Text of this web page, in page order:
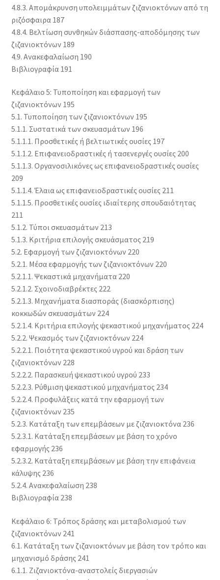
4.8.3. Απομάκρυνση υπολειμμάτων ζιζανιοκτόνων από τη
ριζόσφαιρα 187
4.8.4. Βελτίωση συνθηκών διάσπασης-αποδόμησης των
ζιζανιοκτόνων 189
4.9. Ανακεφαλαίωση 190
Βιβλιογραφία 191
Κεφάλαιο 5: Τυποποίηση και εφαρμογή των
ζιζανιοκτόνων 195
5.1. Τυποποίηση των ζιζανιοκτόνων 195
5.1.1. Συστατικά των σκευασμάτων 196
5.1.1.1. Προσθετικές ή βελτιωτικές ουσίες 197
5.1.1.2. Επιφανειοδραστικές ή τασενεργές ουσίες 200
5.1.1.3. Οργανοσιλικόνες ως επιφανειοδραστικές ουσίες
209
5.1.1.4. Έλαια ως επιφανειοδραστικές ουσίες 211
5.1.1.5. Προσθετικές ουσίες ιδιαίτερης σπουδαιότητας
211
5.1.2. Τύποι σκευασμάτων 213
5.1.3. Κριτήρια επιλογής σκευάσματος 219
5.2. Εφαρμογή των ζιζανιοκτόνων 220
5.2.1. Μέσα εφαρμογής των ζιζανιοκτόνων 220
5.2.1.1. Ψεκαστικά μηχανήματα 220
5.2.1.2. Σχοινοδιαβρέκτες 222
5.2.1.3. Μηχανήματα διασποράς (διασκόρπισης)
κοκκωδών σκευασμάτων 224
5.2.1.4. Κριτήρια επιλογής ψεκαστικού μηχανήματος 224
5.2.2. Ψεκασμός των ζιζανιοκτόνων 224
5.2.2.1. Ποιότητα ψεκαστικού υγρού και δράση των
ζιζανιοκτόνων 228
5.2.2.2. Παρασκευή ψεκαστικού υγρού 233
5.2.2.3. Ρύθμιση ψεκαστικού μηχανήματος 234
5.2.2.4. Προφυλάξεις κατά την εφαρμογή των
ζιζανιοκτόνων 235
5.2.3. Κατάταξη των επεμβάσεων με ζιζανιοκτόνα 236
5.2.3.1. Κατάταξη επεμβάσεων με βάση το χρόνο
εφαρμογής 236
5.2.3.2. Κατάταξη επεμβάσεων με βάση την επιφάνεια
κάλυψης 236
5.2.4. Ανακεφαλαίωση 238
Βιβλιογραφία 238
Kεφάλαιο 6: Τρόπος δράσης και μεταβολισμού των
ζιζανιοκτόνων 241
6.1. Κατάταξη των ζιζανιοκτόνων με βάση τον τρόπο και
μηχανισμό δράσης 241
6.1.1. Ζιζανιοκτόνα-αναστολείς διεργασιών